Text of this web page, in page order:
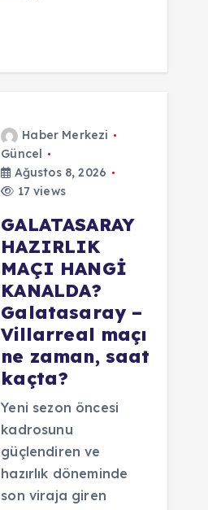
Haber Merkezi
Güncel
Ağustos 8, 2026
17 views
GALATASARAY
HAZIRLIK
MAÇI HANGİ
KANALDA?
Galatasaray –
Villarreal maçı
ne zaman, saat
kaçta?
Yeni sezon öncesi
kadrosunu
güçlendiren ve
hazırlık döneminde
son viraja giren